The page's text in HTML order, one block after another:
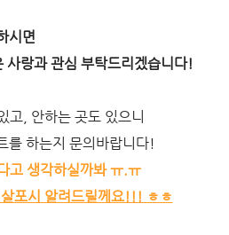
시면
사랑과 관심 부탁드리겠습니다!
고, 안하는 곳도 있으니
를 하는지 문의바랍니다!
고 생각하실까봐 ㅠ.ㅠ
포시 알려드릴께요!!! ㅎㅎ